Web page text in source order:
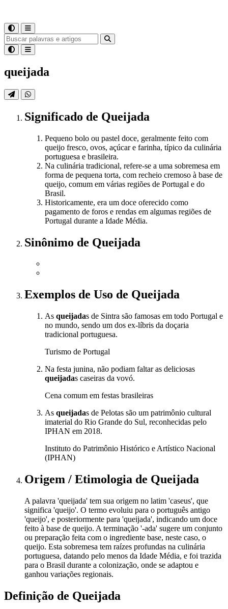
queijada
Significado de Queijada
Pequeno bolo ou pastel doce, geralmente feito com
queijo fresco, ovos, açúcar e farinha, típico da culinária
portuguesa e brasileira.
Na culinária tradicional, refere-se a uma sobremesa em
forma de pequena torta, com recheio cremoso à base de
queijo, comum em várias regiões de Portugal e do
Brasil.
Historicamente, era um doce oferecido como
pagamento de foros e rendas em algumas regiões de
Portugal durante a Idade Média.
Sinônimo de Queijada
Exemplos de Uso de Queijada
As queijadas de Sintra são famosas em todo Portugal e
no mundo, sendo um dos ex-líbris da doçaria
tradicional portuguesa.
Turismo de Portugal
Na festa junina, não podiam faltar as deliciosas
queijadas caseiras da vovó.
Cena comum em festas brasileiras
As queijadas de Pelotas são um patrimônio cultural
imaterial do Rio Grande do Sul, reconhecidas pelo
IPHAN em 2018.
Instituto do Patrimônio Histórico e Artístico Nacional
(IPHAN)
Origem / Etimologia de Queijada
A palavra 'queijada' tem sua origem no latim 'caseus', que
significa 'queijo'. O termo evoluiu para o português antigo
'queijo', e posteriormente para 'queijada', indicando um doce
feito à base de queijo. A terminação '-ada' sugere um conjunto
ou preparação feita com o ingrediente base, neste caso, o
queijo. Esta sobremesa tem raízes profundas na culinária
portuguesa, datando pelo menos da Idade Média, e foi trazida
para o Brasil durante a colonização, onde se adaptou e
ganhou variações regionais.
Definição de Queijada